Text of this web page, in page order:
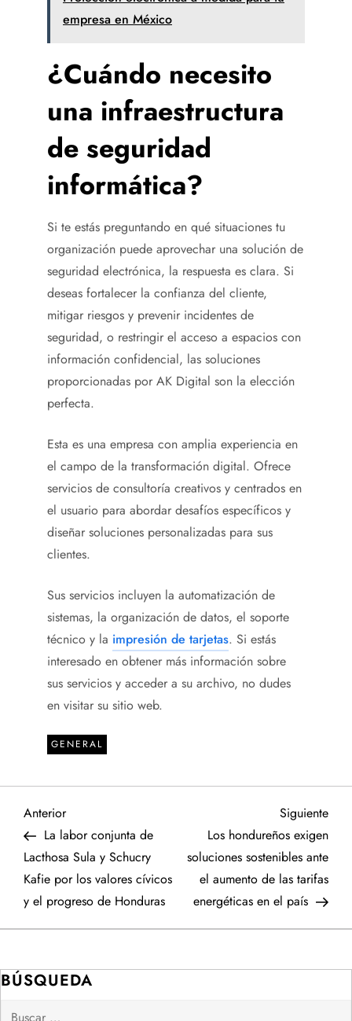
empresa en México
¿Cuándo necesito
una infraestructura
de seguridad
informática?
Si te estás preguntando en qué situaciones tu
organización puede aprovechar una solución de
seguridad electrónica, la respuesta es clara. Si
deseas fortalecer la confianza del cliente,
mitigar riesgos y prevenir incidentes de
seguridad, o restringir el acceso a espacios con
información confidencial, las soluciones
proporcionadas por AK Digital son la elección
perfecta.
Esta es una empresa con amplia experiencia en
el campo de la transformación digital. Ofrece
servicios de consultoría creativos y centrados en
el usuario para abordar desafíos específicos y
diseñar soluciones personalizadas para sus
clientes.
Sus servicios incluyen la automatización de
sistemas, la organización de datos, el soporte
técnico y la impresión de tarjetas. Si estás
interesado en obtener más información sobre
sus servicios y acceder a su archivo, no dudes
en visitar su sitio web.
GENERAL
N
a
v
e
g
Entrada
anterior
Anterior
La labor conjunta de
Lacthosa Sula y Schucry
Kafie por los valores cívicos
y el progreso de Honduras
Siguiente
Los hondureños exigen
soluciones sostenibles ante
el aumento de las tarifas
energéticas en el país
BÚSQUEDA
Buscar: